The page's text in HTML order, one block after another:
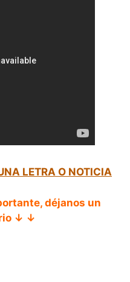
LETRA O NOTICIA
déjanos un
↓ ↓